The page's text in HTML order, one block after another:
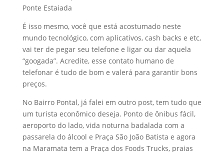
Ponte Estaiada
É isso mesmo, você que está acostumado neste
mundo tecnológico, com aplicativos, cash backs e etc,
vai ter de pegar seu telefone e ligar ou dar aquela
“googada”. Acredite, esse contato humano de
telefonar é tudo de bom e valerá para garantir bons
preços.
No Bairro Pontal, já falei em outro post, tem tudo que
um turista econômico deseja. Ponto de ônibus fácil,
aeroporto do lado, vida noturna badalada com a
passarela do álcool e Praça São João Batista e agora
na Maramata tem a Praça dos Foods Trucks, praias